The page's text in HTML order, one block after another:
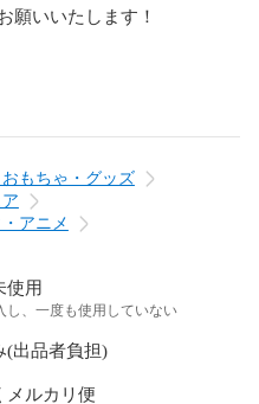
願いいたします！
もちゃ・グッズ
アニメ
使用
し、一度も使用していない
(出品者負担)
メルカリ便